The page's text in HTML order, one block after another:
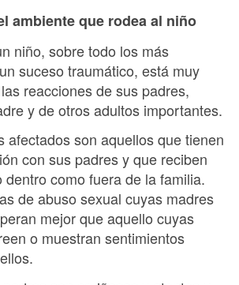
ambiente que rodea al niño
niño, sobre todo los más
suceso traumático, está muy
reacciones de sus padres,
y de otros adultos importantes.
afectados son aquellos que tienen
con sus padres y que reciben
dentro como fuera de la familia.
de abuso sexual cuyas madres
mejor que aquello cuyas
o muestran sentimientos